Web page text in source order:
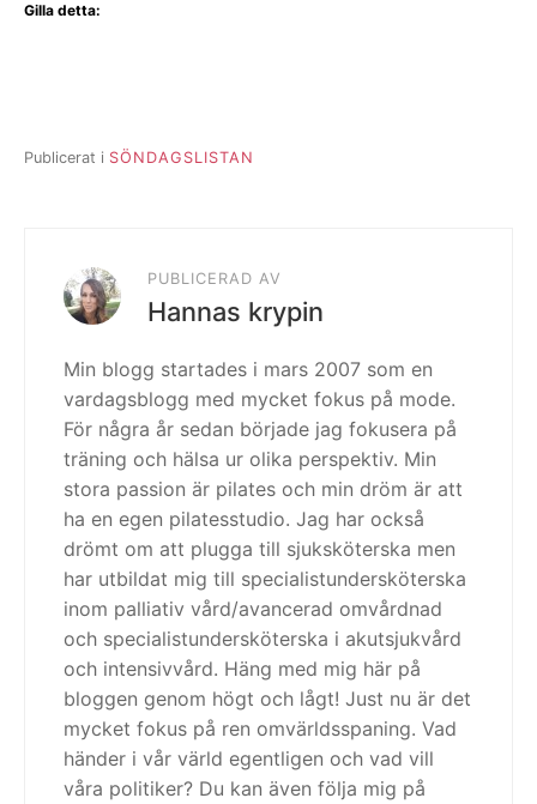
Gilla detta:
Publicerat i SÖNDAGSLISTAN
PUBLICERAD AV
Hannas krypin
Min blogg startades i mars 2007 som en
vardagsblogg med mycket fokus på mode.
För några år sedan började jag fokusera på
träning och hälsa ur olika perspektiv. Min
stora passion är pilates och min dröm är att
ha en egen pilatesstudio. Jag har också
drömt om att plugga till sjuksköterska men
har utbildat mig till specialistundersköterska
inom palliativ vård/avancerad omvårdnad
och specialistundersköterska i akutsjukvård
och intensivvård. Häng med mig här på
bloggen genom högt och lågt! Just nu är det
mycket fokus på ren omvärldsspaning. Vad
händer i vår värld egentligen och vad vill
våra politiker? Du kan även följa mig på